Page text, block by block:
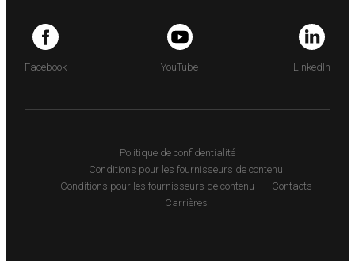
Facebook YouTube LinkedIn
Politique de confidentialité
Conditions pour les fournisseurs de contenu
Conditions pour les fournisseurs de contenu
Contacts
Carrières